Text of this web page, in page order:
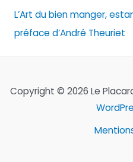
L’Art du bien manger,
préface d’André Theuriet
Copyright © 2026 Le